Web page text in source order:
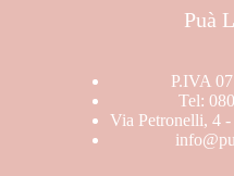
Puà
P.IVA
Tel:
Via Petronelli, 4